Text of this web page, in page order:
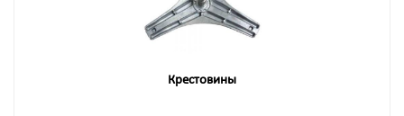
Крестовины